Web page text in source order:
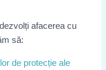
afacerea cu
să:
de protecție ale